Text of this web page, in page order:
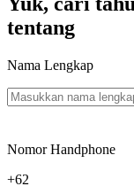
tentang
Nama Lengkap
Nomor Handphone
+62